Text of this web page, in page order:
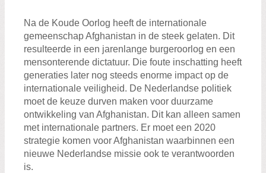
Na de Koude Oorlog heeft de internationale
gemeenschap Afghanistan in de steek gelaten. Dit
resulteerde in een jarenlange burgeroorlog en een
mensonterende dictatuur. Die foute inschatting heeft
generaties later nog steeds enorme impact op de
internationale veiligheid. De Nederlandse politiek
moet de keuze durven maken voor duurzame
ontwikkeling van Afghanistan. Dit kan alleen samen
met internationale partners. Er moet een 2020
strategie komen voor Afghanistan waarbinnen een
nieuwe Nederlandse missie ook te verantwoorden
is.